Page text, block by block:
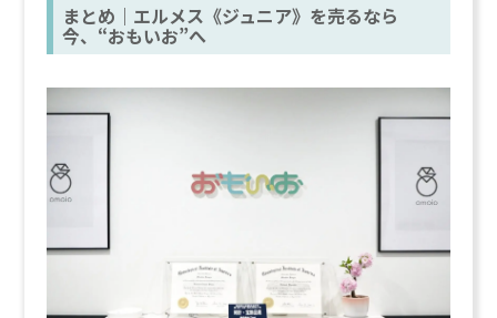
まとめ｜エルメス《ジュニア》を売るなら
今、“おもいお”へ